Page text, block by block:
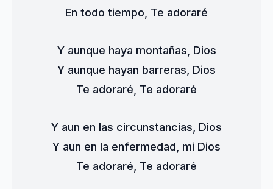
En todo tiempo, Te adoraré
Y aunque haya montañas, Dios
Y aunque hayan barreras, Dios
Te adoraré, Te adoraré
Y aun en las circunstancias, Dios
Y aun en la enfermedad, mi Dios
Te adoraré, Te adoraré